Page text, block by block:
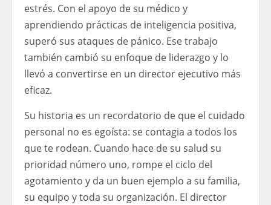
estrés. Con el apoyo de su médico y
aprendiendo prácticas de inteligencia positiva,
superó sus ataques de pánico. Ese trabajo
también cambió su enfoque de liderazgo y lo
llevó a convertirse en un director ejecutivo más
eficaz.
Su historia es un recordatorio de que el cuidado
personal no es egoísta: se contagia a todos los
que te rodean. Cuando hace de su salud su
prioridad número uno, rompe el ciclo del
agotamiento y da un buen ejemplo a su familia,
su equipo y toda su organización. El director